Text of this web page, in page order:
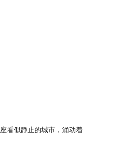
看似静止的城市，涌动着